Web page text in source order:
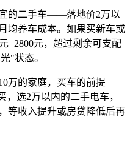
的二手车——落地价2万以
均养车成本。如果买新车或
=2800元，超过剩余可支配
"状态。
万的家庭，买车的前提
选2万以内的二手电车，
等收入提升或房贷降低后再